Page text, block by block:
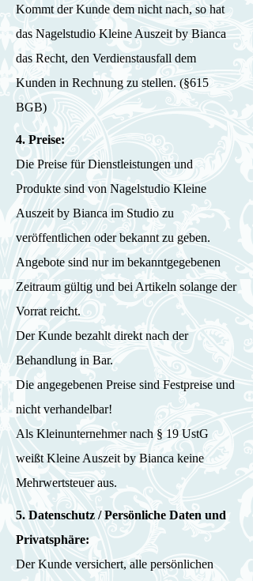
Kommt der Kunde dem nicht nach, so hat
das Nagelstudio Kleine Auszeit by Bianca
das Recht, den Verdienstausfall dem
Kunden in Rechnung zu stellen. (§615
BGB)
4. Preise:
Die Preise für Dienstleistungen und
Produkte sind von Nagelstudio Kleine
Auszeit by Bianca im Studio zu
veröffentlichen oder bekannt zu geben.
Angebote sind nur im bekanntgegebenen
Zeitraum gültig und bei Artikeln solange der
Vorrat reicht.
Der Kunde bezahlt direkt nach der
Behandlung in Bar.
Die angegebenen Preise sind Festpreise und
nicht verhandelbar!
Als Kleinunternehmer nach § 19 UstG
weißt Kleine Auszeit by Bianca keine
Mehrwertsteuer aus.
5. Datenschutz / Persönliche Daten und
Privatsphäre:
Der Kunde versichert, alle persönlichen